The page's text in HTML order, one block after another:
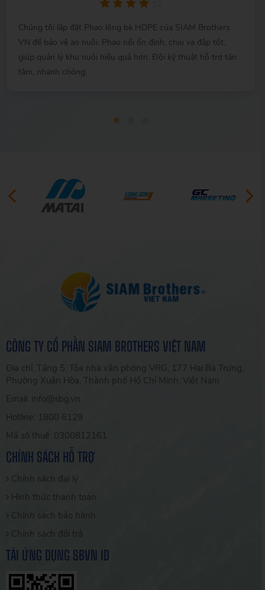
Chúng tôi lắp đặt Phao lồng bè HDPE của SIAM Brothers
VN để bảo vệ ao nuôi. Phao nổi ổn định, chịu va đập tốt,
giúp quản lý khu nuôi hiệu quả hơn. Đội kỹ thuật hỗ trợ tận
tâm, nhanh chóng.
PREVIOUS NEXT
CÔNG TY CỔ PHẦN SIAM BROTHERS VIỆT NAM
Địa chỉ: Tầng 5, Tòa nhà văn phòng VRG, 177 Hai Bà Trưng,
Phường Xuân Hòa, Thành phố Hồ Chí Minh, Việt Nam
Email: info@sbg.vn
Hotline: 1800 6129
Mã số thuế: 0300812161
CHÍNH SÁCH HỖ TRỢ
Chính sách đại lý
Hình thức thanh toán
Chính sách bảo hành
Chính sách đổi trả
TẢI ỨNG DỤNG SBVN ID